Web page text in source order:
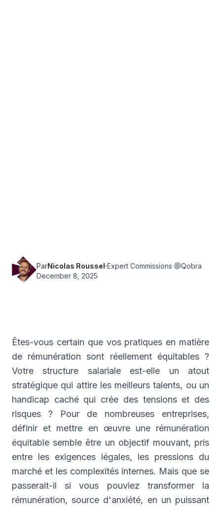
ParNicolas Roussel·Expert Commissions @Qobra
December 8, 2025
Êtes-vous certain que vos pratiques en matière
de rémunération sont réellement équitables ?
Votre structure salariale est-elle un atout
stratégique qui attire les meilleurs talents, ou un
handicap caché qui crée des tensions et des
risques ? Pour de nombreuses entreprises,
définir et mettre en œuvre une rémunération
équitable semble être un objectif mouvant, pris
entre les exigences légales, les pressions du
marché et les complexités internes. Mais que se
passerait-il si vous pouviez transformer la
rémunération, source d'anxiété, en un puissant